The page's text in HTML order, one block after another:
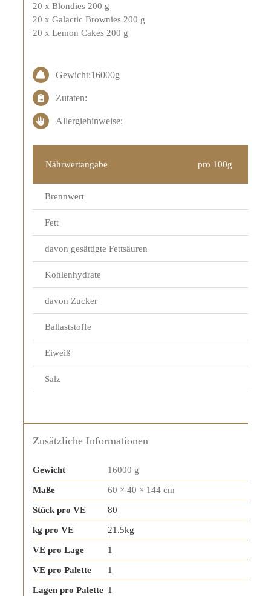
20 x Blondies 200 g
20 x Galactic Brownies 200 g
20 x Lemon Cakes 200 g
Gewicht:16000g
Zutaten:
Allergiehinweise:
Nährwertangabe pro 100g
Brennwert
Fett
davon gesättigte Fettsäuren
Kohlenhydrate
davon Zucker
Ballaststoffe
Eiweiß
Salz
Zusätzliche Informationen
Gewicht 16000 g
Maße 60 × 40 × 144 cm
Stück pro VE 80
kg pro VE 21.5kg
VE pro Lage 1
VE pro Palette 1
Lagen pro Palette 1